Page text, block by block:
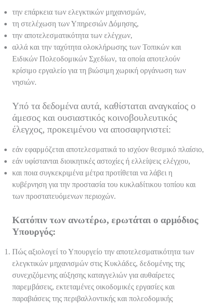
την επάρκεια των ελεγκτικών μηχανισμών,
τη στελέχωση των Υπηρεσιών Δόμησης,
την αποτελεσματικότητα των ελέγχων,
αλλά και την ταχύτητα ολοκλήρωσης των Τοπικών και
Ειδικών Πολεοδομικών Σχεδίων, τα οποία αποτελούν
κρίσιμο εργαλείο για τη βιώσιμη χωρική οργάνωση των
νησιών.
Υπό τα δεδομένα αυτά, καθίσταται αναγκαίος ο
άμεσος και ουσιαστικός κοινοβουλευτικός
έλεγχος, προκειμένου να αποσαφηνιστεί:
εάν εφαρμόζεται αποτελεσματικά το ισχύον θεσμικό πλαίσιο,
εάν υφίστανται διοικητικές αστοχίες ή ελλείψεις ελέγχου,
και ποια συγκεκριμένα μέτρα προτίθεται να λάβει η
κυβέρνηση για την προστασία του κυκλαδίτικου τοπίου και
των προστατευόμενων περιοχών.
Κατόπιν των ανωτέρω, ερωτάται ο αρμόδιος
Υπουργός:
Πώς αξιολογεί το Υπουργείο την αποτελεσματικότητα των
ελεγκτικών μηχανισμών στις Κυκλάδες, δεδομένης της
συνεχιζόμενης αύξησης καταγγελιών για αυθαίρετες
παρεμβάσεις, εκτεταμένες οικοδομικές εργασίες και
παραβιάσεις της περιβαλλοντικής και πολεοδομικής